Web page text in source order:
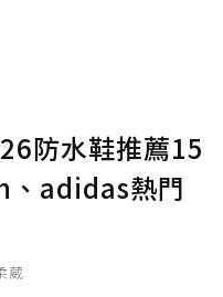
確認送出
防水鞋推薦15
adidas熱門
葳